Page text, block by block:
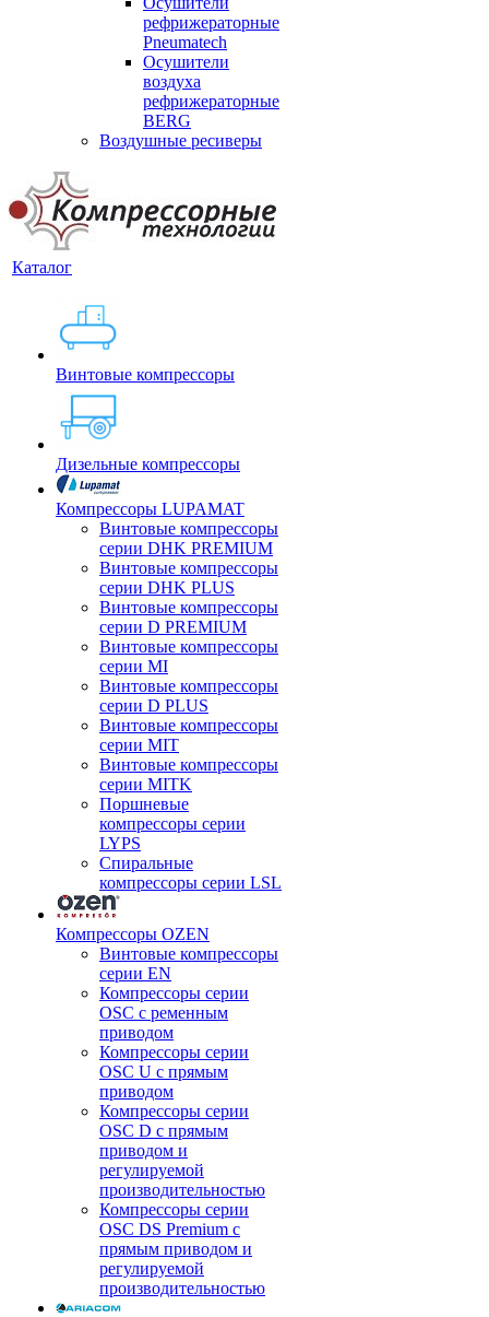
рефрижераторные
Pneumatech
Осушители
воздуха
рефрижераторные
BERG
Воздушные ресиверы
Каталог
Винтовые компрессоры
Дизельные компрессоры
Компрессоры LUPAMAT
Винтовые компрессоры
серии DHK PREMIUM
Винтовые компрессоры
серии DHK PLUS
Винтовые компрессоры
серии D PREMIUM
Винтовые компрессоры
серии MI
Винтовые компрессоры
серии D PLUS
Винтовые компрессоры
серии MIT
Винтовые компрессоры
серии MITK
Поршневые
компрессоры серии
LYPS
Спиральные
компрессоры серии LSL
Компрессоры OZEN
Винтовые компрессоры
серии EN
Компрессоры серии
OSC с ременным
приводом
Компрессоры серии
OSC U с прямым
приводом
Компрессоры серии
OSC D с прямым
приводом и
регулируемой
производительностью
Компрессоры серии
OSC DS Premium с
прямым приводом и
регулируемой
производительностью